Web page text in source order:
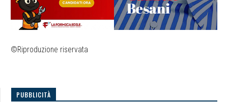
©Riproduzione riservata
PUBBLICITÀ